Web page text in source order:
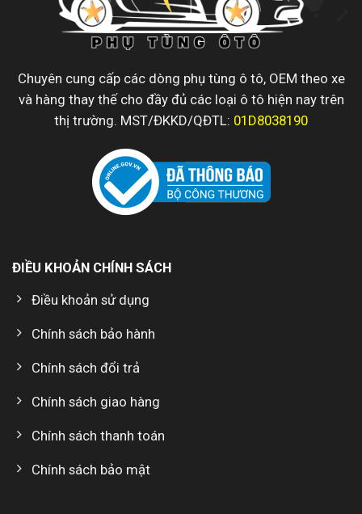
Chuyên cung cấp các dòng phụ tùng ô tô, OEM theo xe
và hàng thay thế cho đầy đủ các loại ô tô hiện nay trên
thị trường. MST/ĐKKD/QĐTL: 01D8038190
ĐIỀU KHOẢN CHÍNH SÁCH
Điều khoản sử dụng
Chính sách bảo hành
Chính sách đổi trả
Chính sách giao hàng
Chính sách thanh toán
Chính sách bảo mật